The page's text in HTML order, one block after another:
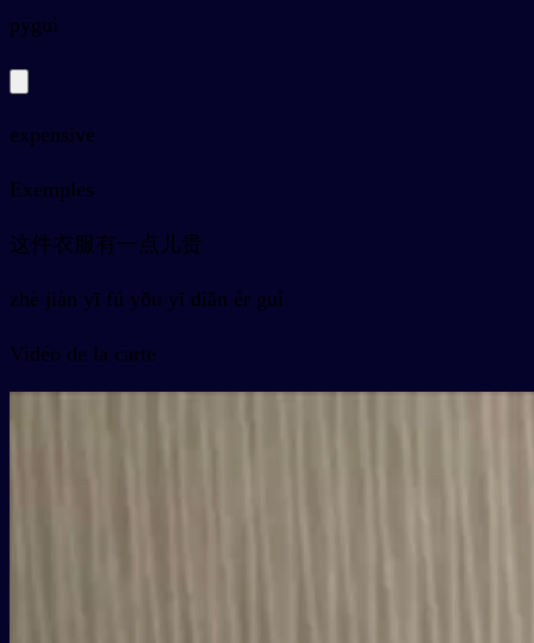
pyguì
expensive
Exemples
这件衣服有一点儿贵
zhè jiàn yī fú yǒu yī diǎn ér guì
Vidéo de la carte